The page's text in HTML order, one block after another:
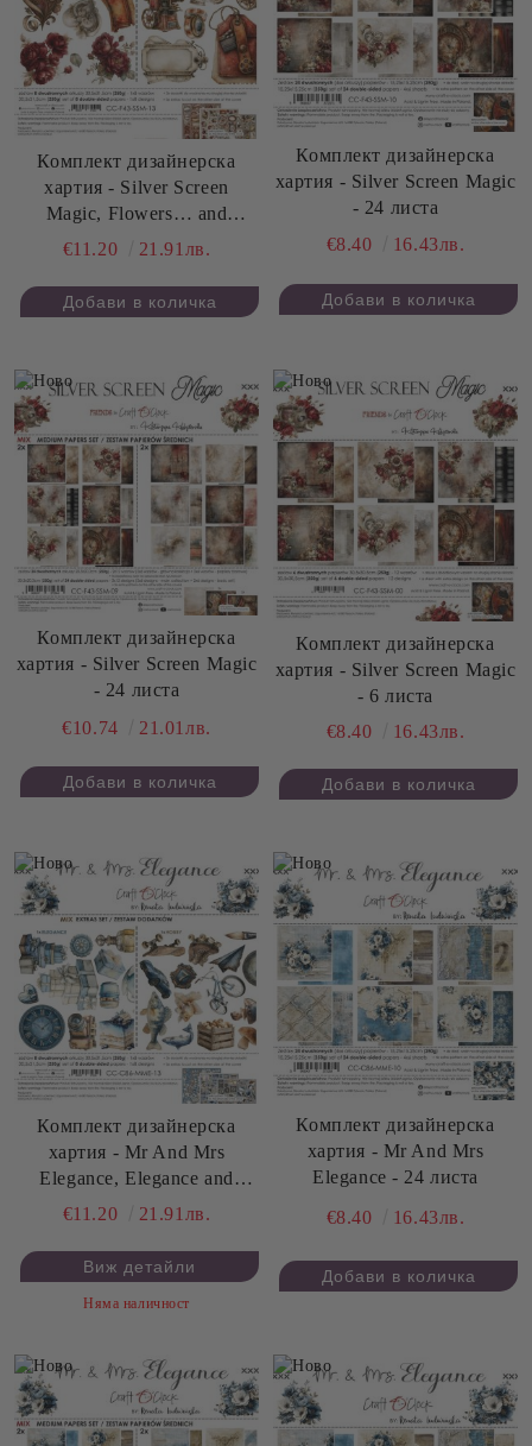
Комплект дизайнерска
хартия - Silver Screen
Magic, Flowers… and
Cinema - 8 листа
€11.20 21.91лв.
Комплект дизайнерска
хартия - Silver Screen Magic
- 24 листа
€8.40
16.43лв.
Комплект дизайнерска
хартия - Silver Screen Magic
- 24 листа
€10.74
21.01лв.
Комплект дизайнерска
хартия - Silver Screen Magic
- 6 листа
€8.40
16.43лв.
Комплект дизайнерска
хартия - Mr And Mrs
Elegance, Elegance and
Hobby - 8 листа
€11.20 21.91лв.
Виж детайли
Няма наличност
Комплект дизайнерска
хартия - Mr And Mrs
Elegance - 24 листа
€8.40 16.43лв.